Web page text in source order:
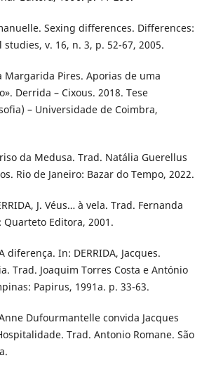
Sexing differences. Differences:
v. 16, n. 3, p. 52-67, 2005.
Margarida Pires. Aporias de uma
Derrida – Cixous. 2018. Tese
– Universidade de Coimbra,
da Medusa. Trad. Natália Guerellus
Rio de Janeiro: Bazar do Tempo, 2022.
J. Véus… à vela. Trad. Fernanda
Editora, 2001.
diferença. In: DERRIDA, Jacques.
Trad. Joaquim Torres Costa e António
Papirus, 1991a. p. 33-63.
Dufourmantelle convida Jacques
Trad. Antonio Romane. São